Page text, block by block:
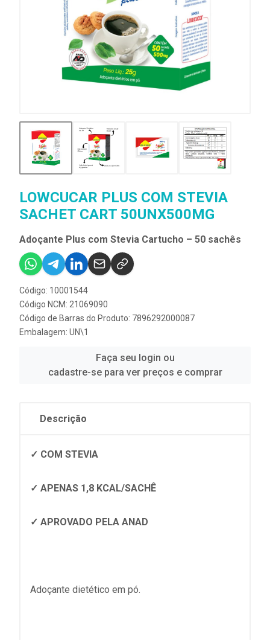
LOWCUCAR PLUS COM STEVIA
SACHET CART 50UNX500MG
Adoçante Plus com Stevia Cartucho – 50 sachês
Código: 10001544
Código NCM: 21069090
Código de Barras do Produto: 7896292000087
Embalagem: UN\1
Faça seu login ou
cadastre-se para ver preços e comprar
Descrição
✓ COM STEVIA
✓ APENAS 1,8 KCAL/SACHÊ
✓ APROVADO PELA ANAD
Adoçante dietético em pó.